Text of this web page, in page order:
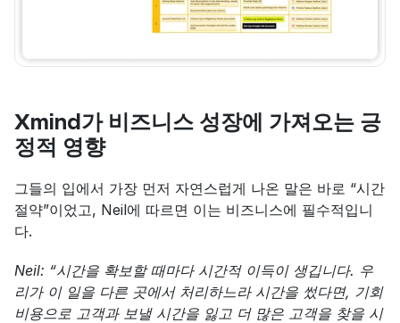
Xmind가 비즈니스 성장에 가져오는 긍
정적 영향
그들의 입에서 가장 먼저 자연스럽게 나온 말은 바로 “시간
절약”이었고, Neil에 따르면 이는 비즈니스에 필수적입니
다.
Neil: “시간을 확보할 때마다 시간적 이득이 생깁니다. 우
리가 이 일을 다른 곳에서 처리하느라 시간을 썼다면, 기회
비용으로 고객과 보낼 시간을 잃고 더 많은 고객을 찾을 시